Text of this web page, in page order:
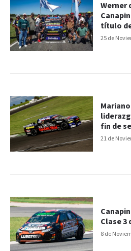
25 de
Werner
título
a la
21 de
fin de
8 de
Clase 3